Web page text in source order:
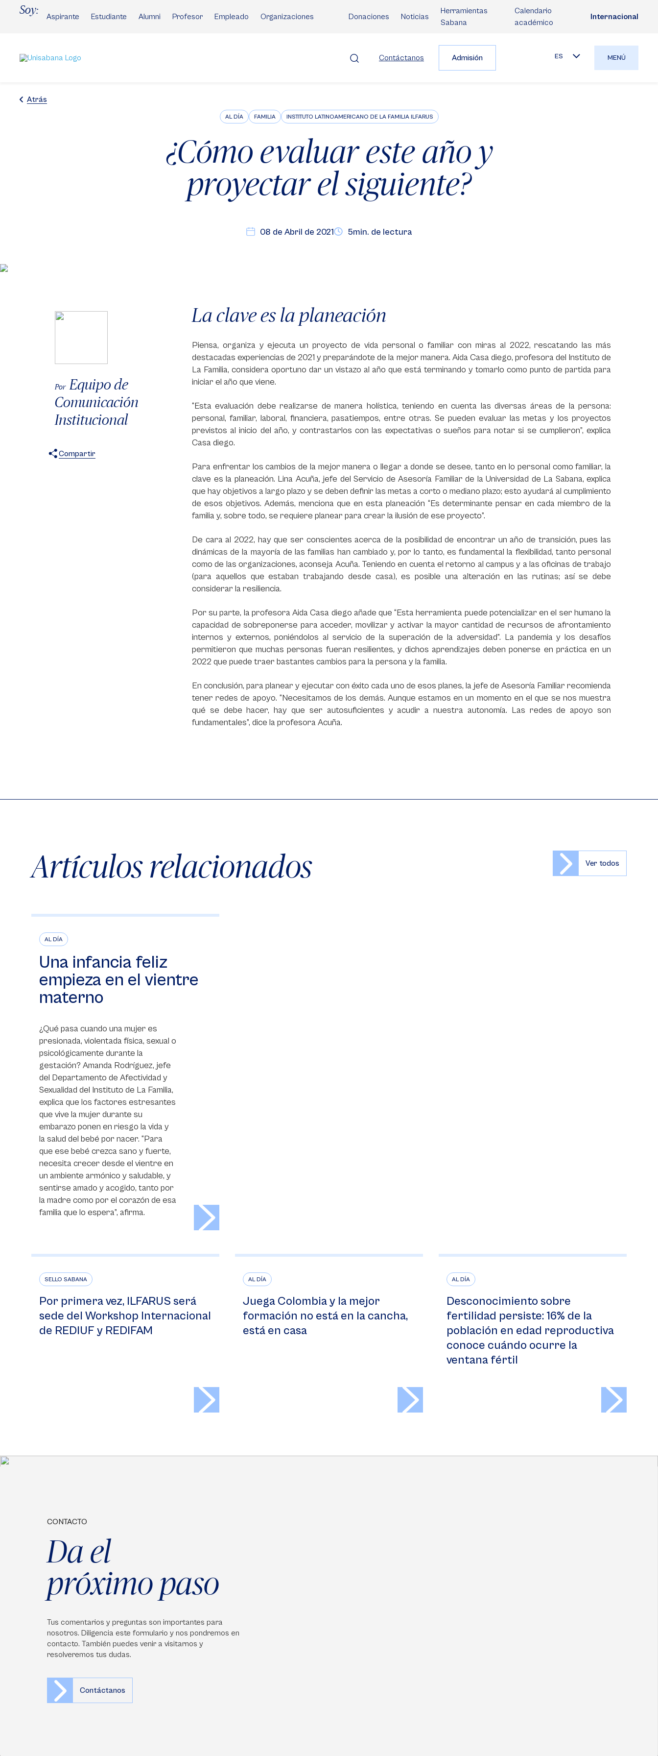
Soy:
Aspirante Estudiante Alumni Profesor Empleado Organizaciones Donaciones Noticias
Herramientas
Sabana
Calendario
académico
Internacional
Contáctanos Admisión ES MENÚ
Atrás
AL DÍA FAMILIA INSTITUTO LATINOAMERICANO DE LA FAMILIA ILFARUS
¿Cómo evaluar este año y
proyectar el siguiente?
08 de Abril de 2021 5min. de lectura
Por Equipo de
Comunicación
Institucional
Compartir
La clave es la planeación
Piensa, organiza y ejecuta un proyecto de vida personal o familiar con miras al 2022, rescatando las más
destacadas experiencias de 2021 y preparándote de la mejor manera. Aida Casa diego, profesora del Instituto de
La Familia, considera oportuno dar un vistazo al año que está terminando y tomarlo como punto de partida para
iniciar el año que viene.
“Esta evaluación debe realizarse de manera holística, teniendo en cuenta las diversas áreas de la persona:
personal, familiar, laboral, financiera, pasatiempos, entre otras. Se pueden evaluar las metas y los proyectos
previstos al inicio del año, y contrastarlos con las expectativas o sueños para notar si se cumplieron”, explica
Casa diego.
Para enfrentar los cambios de la mejor manera o llegar a donde se desee, tanto en lo personal como familiar, la
clave es la planeación. Lina Acuña, jefe del Servicio de Asesoría Familiar de la Universidad de La Sabana, explica
que hay objetivos a largo plazo y se deben definir las metas a corto o mediano plazo; esto ayudará al cumplimiento
de esos objetivos. Además, menciona que en esta planeación “Es determinante pensar en cada miembro de la
familia y, sobre todo, se requiere planear para crear la ilusión de ese proyecto”.
De cara al 2022, hay que ser conscientes acerca de la posibilidad de encontrar un año de transición, pues las
dinámicas de la mayoría de las familias han cambiado y, por lo tanto, es fundamental la flexibilidad, tanto personal
como de las organizaciones, aconseja Acuña. Teniendo en cuenta el retorno al campus y a las oficinas de trabajo
(para aquellos que estaban trabajando desde casa), es posible una alteración en las rutinas; así se debe
considerar la resiliencia.
Por su parte, la profesora Aida Casa diego añade que “Esta herramienta puede potencializar en el ser humano la
capacidad de sobreponerse para acceder, movilizar y activar la mayor cantidad de recursos de afrontamiento
internos y externos, poniéndolos al servicio de la superación de la adversidad”. La pandemia y los desafíos
permitieron que muchas personas fueran resilientes, y dichos aprendizajes deben ponerse en práctica en un
2022 que puede traer bastantes cambios para la persona y la familia.
En conclusión, para planear y ejecutar con éxito cada uno de esos planes, la jefe de Asesoría Familiar recomienda
tener redes de apoyo. “Necesitamos de los demás. Aunque estamos en un momento en el que se nos muestra
qué se debe hacer, hay que ser autosuficientes y acudir a nuestra autonomía. Las redes de apoyo son
fundamentales”, dice la profesora Acuña.
Artículos relacionados Ver todos
AL DÍA
Una infancia feliz
empieza en el vientre
materno
¿Qué pasa cuando una mujer es
presionada, violentada física, sexual o
psicológicamente durante la
gestación? Amanda Rodríguez, jefe
del Departamento de Afectividad y
Sexualidad del Instituto de La Familia,
explica que los factores estresantes
que vive la mujer durante su
embarazo ponen en riesgo la vida y
la salud del bebé por nacer. “Para
que ese bebé crezca sano y fuerte,
necesita crecer desde el vientre en
un ambiente armónico y saludable, y
sentirse amado y acogido, tanto por
la madre como por el corazón de esa
familia que lo espera”, afirma.
SELLO SABANA
Por primera vez, ILFARUS será
sede del Workshop Internacional
de REDIUF y REDIFAM
AL DÍA
Juega Colombia y la mejor
formación no está en la cancha,
está en casa
AL DÍA
Desconocimiento sobre
fertilidad persiste: 16% de la
población en edad reproductiva
conoce cuándo ocurre la
ventana fértil
CONTACTO
Da el
próximo paso
Tus comentarios y preguntas son importantes para
nosotros. Diligencia este formulario y nos pondremos en
contacto. También puedes venir a visitarnos y
resolveremos tus dudas.
Contáctanos